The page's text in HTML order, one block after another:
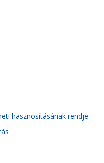
hasznosításának rendje